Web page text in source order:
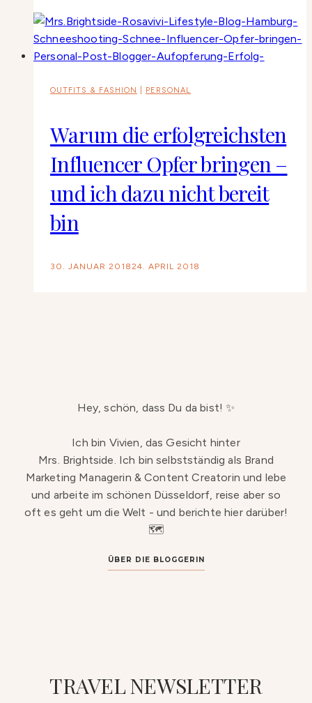
OUTFITS & FASHION PERSONAL
Warum die erfolgreichsten
Influencer Opfer bringen –
und ich dazu nicht bereit
bin
30. JANUAR 2018 24. APRIL 2018
Hey, schön, dass Du da bist! ✨
Ich bin Vivien, das Gesicht hinter
Mrs. Brightside. Ich bin selbstständig als Brand
Marketing Managerin & Content Creatorin und lebe
und arbeite im schönen Düsseldorf, reise aber so
oft es geht um die Welt - und berichte hier darüber!
🗺️
ÜBER DIE BLOGGERIN
TRAVEL NEWSLETTER